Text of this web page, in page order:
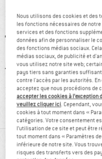
recommandé à
95 %
RENSEIGNEMENTS
FONCTIONNALITÉS
Nous utilisons des cookies et des
les fonctions nécessaires de
services et des fonctions
données afin de personnaliser le
des fonctions médias sociaux.
médias sociaux, de publicité et
vous utilisez notre site web;
pays tiers sans garanties
contre l'accès par les autorités.
acceptez que nous procédions de
accepter les cookies à
veuillez cliquer ici. Cependant,
cookies à tout moment dans «
catégories. Votre consentement
l’utilisation de ce site et peut être
tout moment dans « Paramètres
inférieure de notre site. Vous
risques des transferts vers des